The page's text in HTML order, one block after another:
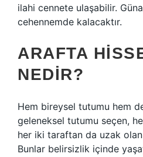
ilahi cennete ulaşabilir.
cehennemde kalacaktır.
ARAFTA
NEDIR?
Hem bireysel tutumu hem
geleneksel tutumu seçen,
her iki taraftan da uzak olan
Bunlar belirsizlik içinde